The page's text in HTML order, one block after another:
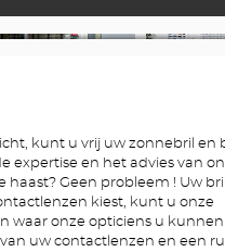
kunt u vrij uw zonnebril en
expertise en het advies van
Geen probleem ! Uw
kiest, kunt u onze
waar onze opticiens u kunnen
uw contactlenzen en een